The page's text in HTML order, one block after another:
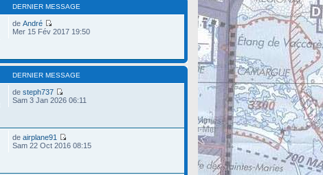
DERNIER MESSAGE
de André
Mer 15 Fév 2017 19:50
DERNIER MESSAGE
de steph737
Sam 3 Jan 2026 06:11
de airplane91
Sam 22 Oct 2016 08:15